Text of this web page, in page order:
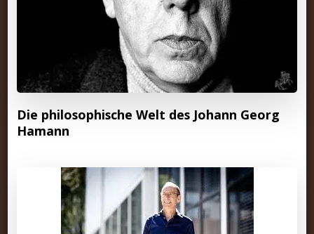
Die philosophische Welt des Johann Georg
Hamann